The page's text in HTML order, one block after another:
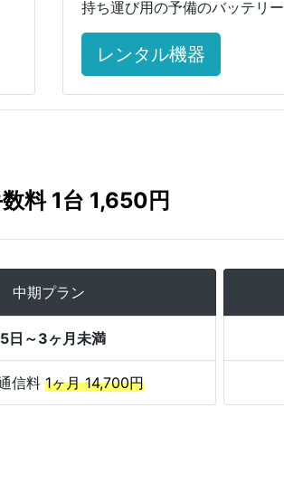
持ち運び用の予備のバッテリー
レンタル機器
料 1台 1,650円
中期プラン
日～3ヶ月未満
信料 1ヶ月 14,700円